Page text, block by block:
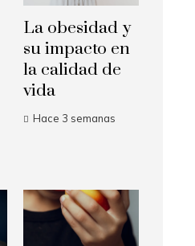
La obesidad y
su impacto en
la calidad de
vida
Hace 3 semanas